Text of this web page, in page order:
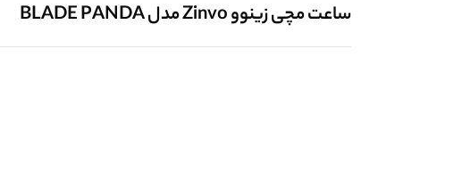
ساعت مچی زینوو Zinvo مدل BLADE PANDA